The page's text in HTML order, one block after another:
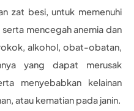
zat besi, untuk memenuhi
mencegah anemia dan
alkohol, obat-obatan,
yang dapat merusak
menyebabkan kelainan
atau kematian pada janin.